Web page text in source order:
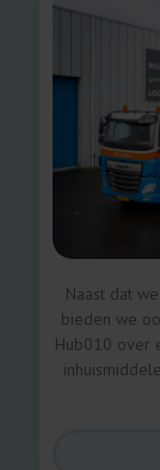
Naast dat
bieden we
Hub010 over